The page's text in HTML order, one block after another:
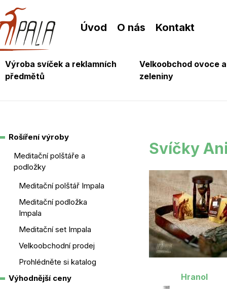
Úvod O nás Kontakt
Výroba svíček a reklamních
předmětů
Velkoobchod ovoce a
zeleniny
Rošíření výroby
Meditační polštáře a
podložky
Meditační polštář Impala
Meditační podložka
Impala
Meditační set Impala
Velkoobchodní prodej
Prohlédněte si katalog
Výhodnější ceny
Svíčky
Hranol